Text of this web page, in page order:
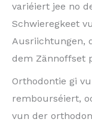
variéiert jee no
Schwieregkeet
Ausriichtungen,
dem Zännoffset
Orthodontie gi
rembourséiert,
vun der